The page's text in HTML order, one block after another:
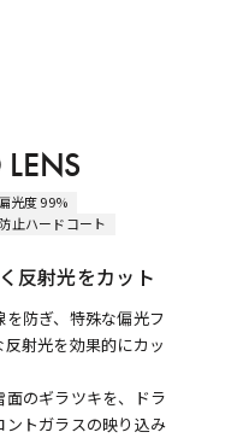
光度 99%
止ハードコート
反射光をカット
防ぎ、特殊な偏光フ
射光を効果的にカッ
のギラツキを、ドラ
トガラスの映り込み